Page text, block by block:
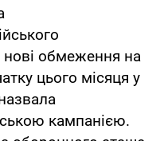
нові обмеження на
цього місяця у
кампанією.